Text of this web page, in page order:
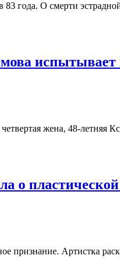
года. О смерти
испытывает
жена, 48-летняя
о
признание. Артистка